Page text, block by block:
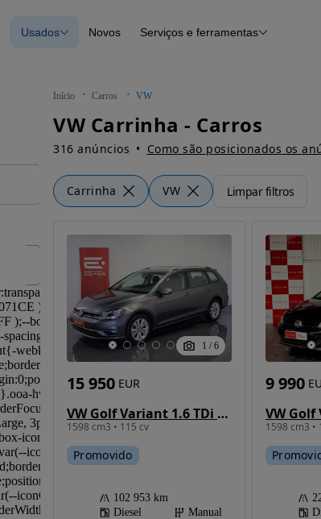
Novos
Usados Novos Serviços e ferramentas
Início Carros VW
VW Carrinha - Carros
316 anúncios Como são posicionados os
Carrinha VW Limpar filtros
1 / 6
VW Golf Variant 1.6 TDi Confortline
1598 cm3 • 115 cv
15 950 EUR
Promovido
102 953 km
Diesel
Manual
1598 cm3 •
9 990